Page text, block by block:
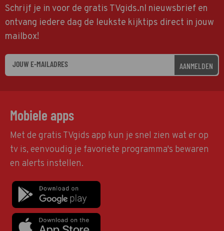
Schrijf je in voor de gratis TVgids.nl nieuwsbrief en
ontvang iedere dag de leukste kijktips direct in jouw
mailbox!
AANMELDEN
Mobiele apps
Met de gratis TVgids app kun je snel zien wat er op
tv is, eenvoudig je favoriete programma's bewaren
en alerts instellen.